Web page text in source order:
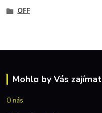
OFF
Mohlo by Vás zajímat
O nás